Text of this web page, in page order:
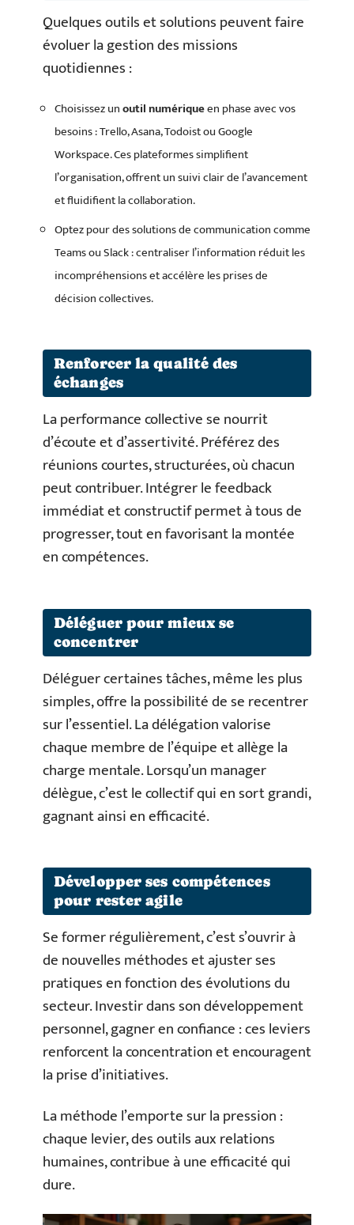
Quelques outils et solutions peuvent faire
évoluer la gestion des missions
quotidiennes :
Choisissez unoutil numériqueen phase avec vos
besoins : Trello, Asana, Todoist ou Google
Workspace. Ces plateformes simplifient
l’organisation, offrent un suivi clair de l’avancement
et fluidifient la collaboration.
Optez pour des solutions de communication comme
Teams ou Slack : centraliser l’information réduit les
incompréhensions et accélère les prises de
décision collectives.
Renforcer la qualité des
échanges
La performance collective se nourrit
d’écoute et d’assertivité. Préférez des
réunions courtes, structurées, où chacun
peut contribuer. Intégrer le feedback
immédiat et constructif permet à tous de
progresser, tout en favorisant la montée
en compétences.
Déléguer pour mieux se
concentrer
Déléguer certaines tâches, même les plus
simples, offre la possibilité de se recentrer
sur l’essentiel. La délégation valorise
chaque membre de l’équipe et allège la
charge mentale. Lorsqu’un manager
délègue, c’est le collectif qui en sort grandi,
gagnant ainsi en efficacité.
Développer ses compétences
pour rester agile
Se former régulièrement, c’est s’ouvrir à
de nouvelles méthodes et ajuster ses
pratiques en fonction des évolutions du
secteur. Investir dans son développement
personnel, gagner en confiance : ces leviers
renforcent la concentration et encouragent
la prise d’initiatives.
La méthode l’emporte sur la pression :
chaque levier, des outils aux relations
humaines, contribue à une efficacité qui
dure.